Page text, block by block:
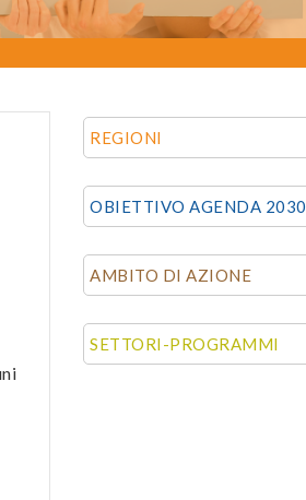
REGIONI
OBIETTIVO AGENDA 2030
AMBITO DI AZIONE
SETTORI-PROGRAMMI